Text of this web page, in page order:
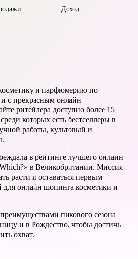
Доход
и парфюмерию по
с прекрасным онлайн
ритейлера доступно более 15
которых есть бестселлеры в
работы, культовый и
в рейтинге лучшего онлайн
в Великобритании. Миссия
расти и оставаться первым
для онлайн шопинга косметики и
пикового сезона
и в Рождество, чтобы достичь
охват.